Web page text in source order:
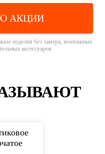
АКЦИИ
изделия без замера, монтажных
аксессуаров.